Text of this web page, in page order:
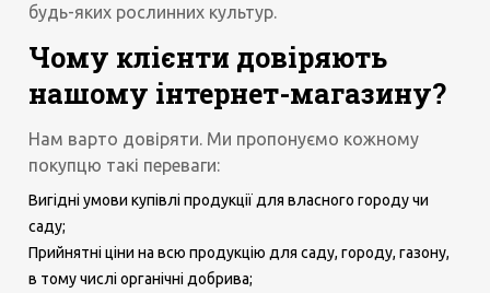
будь-яких рослинних культур.
Чому клієнти довіряють
нашому інтернет-магазину?
Нам варто довіряти. Ми пропонуємо кожному
покупцю такі переваги:
Вигідні умови купівлі продукції для власного городу чи
саду;
Прийнятні ціни на всю продукцію для саду, городу, газону,
в тому числі органічні добрива;